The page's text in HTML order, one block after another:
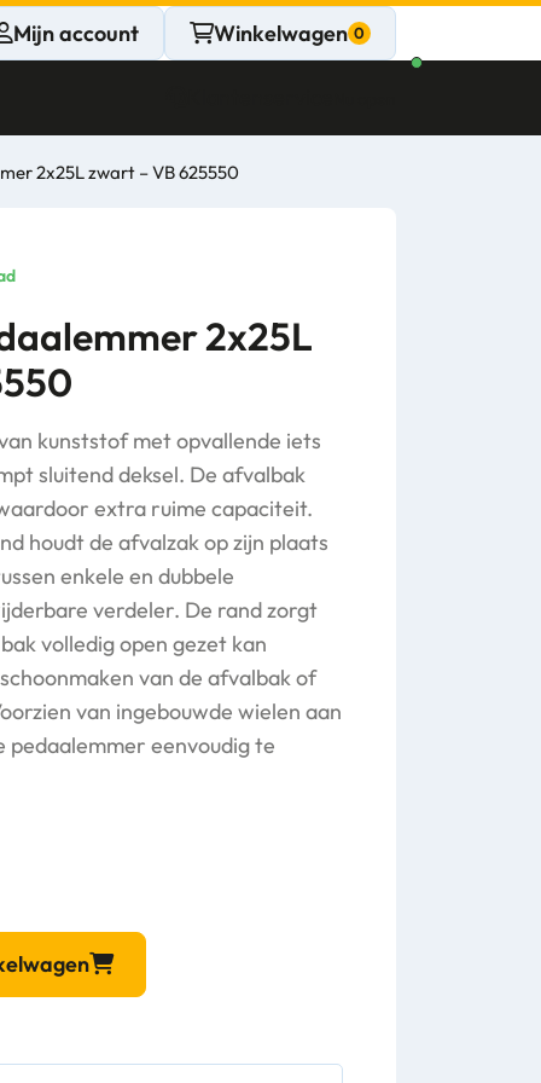
Mijn account Winkelwagen
advies
2x25L zwart – VB 625550
2x25L
kunststof met opvallende iets
sluitend deksel. De afvalbak
extra ruime capaciteit.
houdt de afvalzak op zijn plaats
enkele en dubbele
verdeler. De rand zorgt
volledig open gezet kan
van de afvalbak of
van ingebouwde wielen aan
eenvoudig te